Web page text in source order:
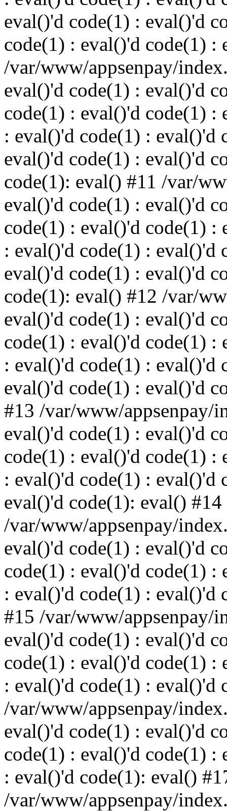
eval()'d code(1) : eval()'d
code(1) : eval()'d code(1) :
/var/www/appsenpay/
eval()'d code(1) : eval()'d
code(1) : eval()'d code(1) :
: eval()'d code(1) : eval()'d
eval()'d code(1) : eval()'d
code(1): eval() #11 /var/
eval()'d code(1) : eval()'d
code(1) : eval()'d code(1) :
: eval()'d code(1) : eval()'d
eval()'d code(1) : eval()'d
code(1): eval() #12 /var/
eval()'d code(1) : eval()'d
code(1) : eval()'d code(1) :
: eval()'d code(1) : eval()'d
eval()'d code(1) : eval()'d
#13 /var/www/appsenpay/
eval()'d code(1) : eval()'d
code(1) : eval()'d code(1) :
: eval()'d code(1) : eval()'d
eval()'d code(1): eval() #14
/var/www/appsenpay/
eval()'d code(1) : eval()'d
code(1) : eval()'d code(1) :
: eval()'d code(1) : eval()'d
#15 /var/www/appsenpay/
eval()'d code(1) : eval()'d
code(1) : eval()'d code(1) :
: eval()'d code(1) : eval()'d
/var/www/appsenpay/
eval()'d code(1) : eval()'d
code(1) : eval()'d code(1) :
: eval()'d code(1): eval()
/var/www/appsenpay/